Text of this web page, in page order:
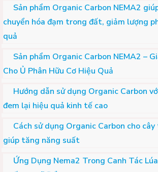
Sản phẩm Organic Carbon NEMA2
chuyển hóa đạm trong đất, giảm lượng
quả
Sản phẩm Organic Carbon NEMA2 –
Cho Ủ Phân Hữu Cơ Hiệu Quả
Hướng dẫn sử dụng Organic Carbon
đem lại hiệu quả kinh tế cao
Cách sử dụng Organic Carbon cho
giúp tăng năng suất
Ứng Dụng Nema2 Trong Canh Tác